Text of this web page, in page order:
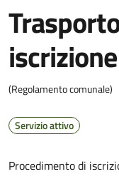
(Regolamento comunale)
Servizio attivo
Procedimento di